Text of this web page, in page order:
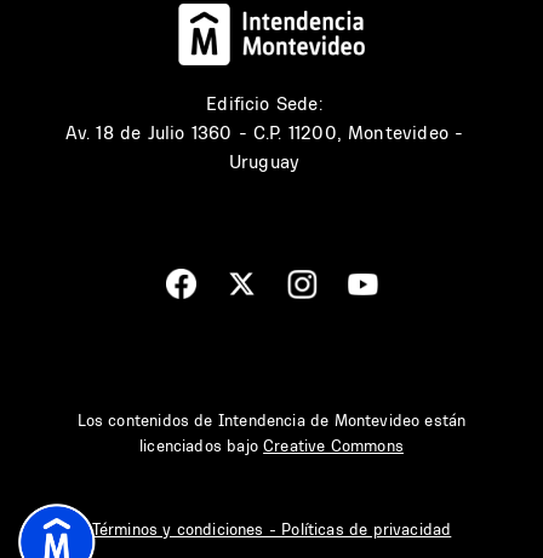
Edificio Sede:
Av. 18 de Julio 1360 - C.P. 11200, Montevideo -
Uruguay
Los contenidos de Intendencia de Montevideo están
licenciados bajoCreative Commons
Términos y condiciones - Políticas de privacidad